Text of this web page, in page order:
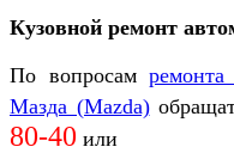
Кузовной ремонт
По вопросам
Мазда (Mazda)
80-40 или